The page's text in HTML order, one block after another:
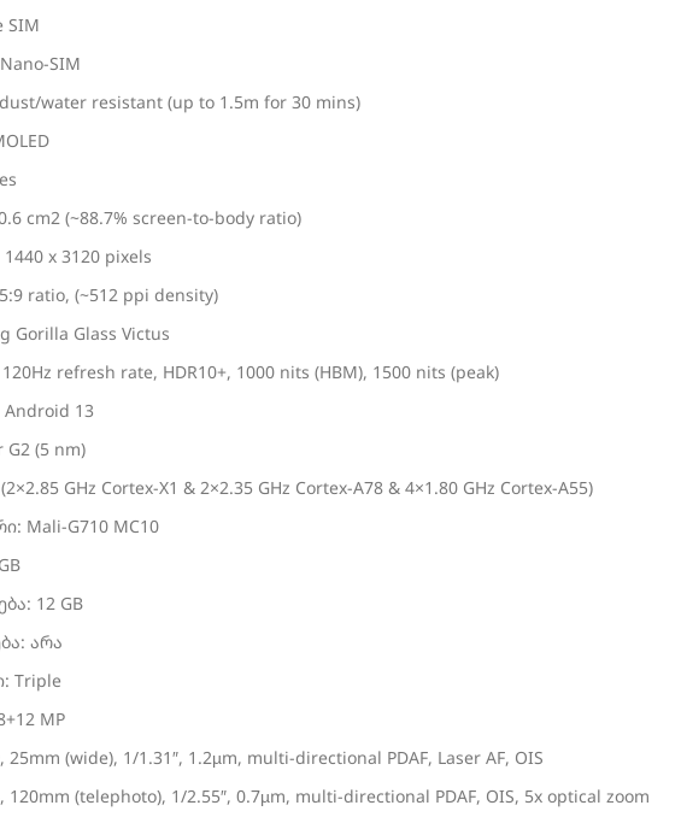
SIM
SIM
water resistant (up to 1.5m for 30 mins)
cm2 (~88.7% screen-to-body ratio)
x 3120 pixels
ratio, (~512 ppi density)
Gorilla Glass Victus
refresh rate, HDR10+, 1000 nits (HBM), 1500 nits (peak)
13
G2 (5 nm)
GHz Cortex-X1 & 2×2.35 GHz Cortex-A78 & 4×1.80 GHz Cortex-A55)
Mali-G710 MC10
12 GB
არა
Triple
MP
(wide), 1/1.31″, 1.2µm, multi-directional PDAF, Laser AF, OIS
120mm (telephoto), 1/2.55″, 0.7µm, multi-directional PDAF, OIS, 5x optical zoom